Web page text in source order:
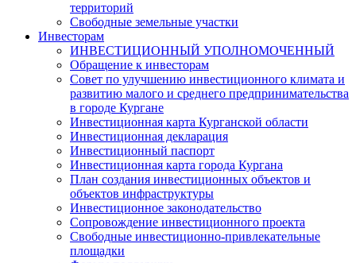
территорий
Свободные земельные участки
Инвесторам
ИНВЕСТИЦИОННЫЙ УПОЛНОМОЧЕННЫЙ
Обращение к инвесторам
Совет по улучшению инвестиционного климата и
развитию малого и среднего предпринимательства
в городе Кургане
Инвестиционная карта Курганской области
Инвестиционная декларация
Инвестиционный паспорт
Инвестиционная карта города Кургана
План создания инвестиционных объектов и
объектов инфраструктуры
Инвестиционное законодательство
Сопровождение инвестиционного проекта
Свободные инвестиционно-привлекательные
площадки